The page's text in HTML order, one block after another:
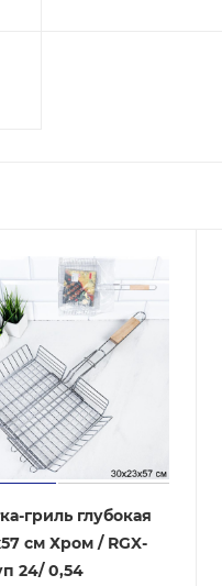
гриль глубокая
см Хром / RGX-
24/ 0,54